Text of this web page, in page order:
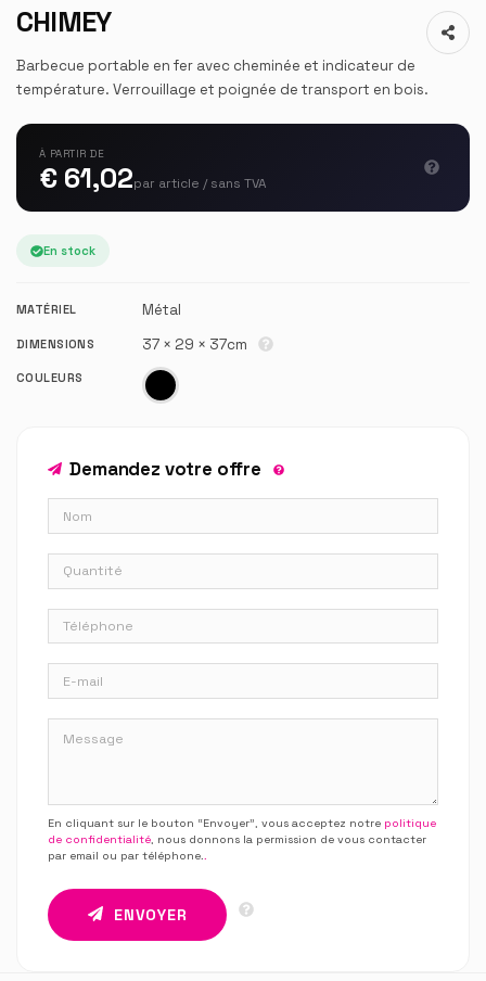
CHIMEY
Barbecue portable en fer avec cheminée et indicateur de
température. Verrouillage et poignée de transport en bois.
À PARTIR DE
€ 61,02par article / sans TVA
En stock
MATÉRIEL Métal
DIMENSIONS 37 × 29 × 37cm
COULEURS
Demandez votre offre
En cliquant sur le bouton “Envoyer”, vous acceptez notre politique
de confidentialité, nous donnons la permission de vous contacter
par email ou par téléphone..
ENVOYER